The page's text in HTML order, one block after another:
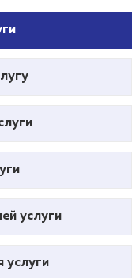
услуги
услуги